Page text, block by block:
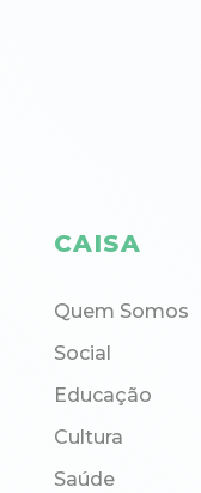
CAISA
Quem Somos
Social
Educação
Cultura
Saúde